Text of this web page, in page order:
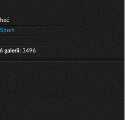
Sport
galerii: 3496